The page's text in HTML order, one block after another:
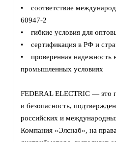
• соответствие
60947-2
• гибкие условия для
• сертификация в РФ и
• проверенная надежность
промышленных условиях
FEDERAL ELECTRIC — это
и безопасность,
российских и
Компания «Элснаб», на